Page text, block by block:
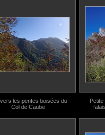
les pentes boisées du
Col de Caube